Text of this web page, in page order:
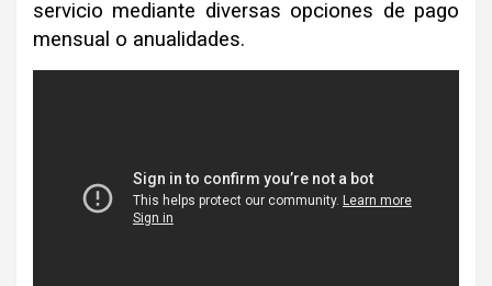
servicio mediante diversas opciones de pago
mensual o anualidades.